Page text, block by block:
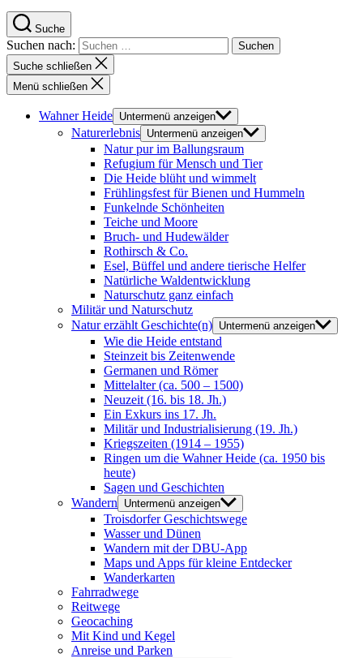
Suche
Suchen nach:
Suche schließen
Menü schließen
Wahner Heide Untermenü anzeigen
Naturerlebnis Untermenü anzeigen
Natur pur im Ballungsraum
Refugium für Mensch und Tier
Die Heide blüht und wimmelt
Frühlingsfest für Bienen und Hummeln
Funkelnde Schönheiten
Teiche und Moore
Bruch- und Hudewälder
Rothirsch & Co.
Esel, Büffel und andere tierische Helfer
Natürliche Waldentwicklung
Naturschutz ganz einfach
Militär und Naturschutz
Natur erzählt Geschichte(n) Untermenü anzeigen
Wie die Heide entstand
Steinzeit bis Zeitenwende
Germanen und Römer
Mittelalter (ca. 500 – 1500)
Neuzeit (16. bis 18. Jh.)
Ein Exkurs ins 17. Jh.
Militär und Industrialisierung (19. Jh.)
Kriegszeiten (1914 – 1955)
Ringen um die Wahner Heide (ca. 1950 bis
heute)
Sagen und Geschichten
Wandern
Untermenü anzeigen
Troisdorfer Geschichtswege
Wasser und Dünen
Wandern mit der DBU-App
Maps und Apps für kleine Entdecker
Wanderkarten
Fahrradwege
Reitwege
Geocaching
Mit Kind und Kegel
Anreise und Parken